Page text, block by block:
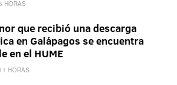
HORAS
que recibió una descarga
en Galápagos se encuentra
en el HUME
HORAS